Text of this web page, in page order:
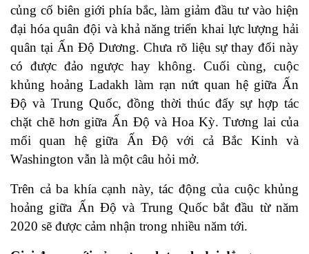
củng cố biên giới phía bắc, làm giảm đầu tư vào hiện
đại hóa quân đội và khả năng triển khai lực lượng hải
quân tại Ấn Độ Dương. Chưa rõ liệu sự thay đổi này
có được đảo ngược hay không. Cuối cùng, cuộc
khủng hoảng Ladakh làm rạn nứt quan hệ giữa Ấn
Độ và Trung Quốc, đồng thời thúc đẩy sự hợp tác
chặt chẽ hơn giữa Ấn Độ và Hoa Kỳ. Tương lai của
mối quan hệ giữa Ấn Độ với cả Bắc Kinh và
Washington vẫn là một câu hỏi mở.
Trên cả ba khía cạnh này, tác động của cuộc khủng
hoảng giữa Ấn Độ và Trung Quốc bắt đầu từ năm
2020 sẽ được cảm nhận trong nhiều năm tới.